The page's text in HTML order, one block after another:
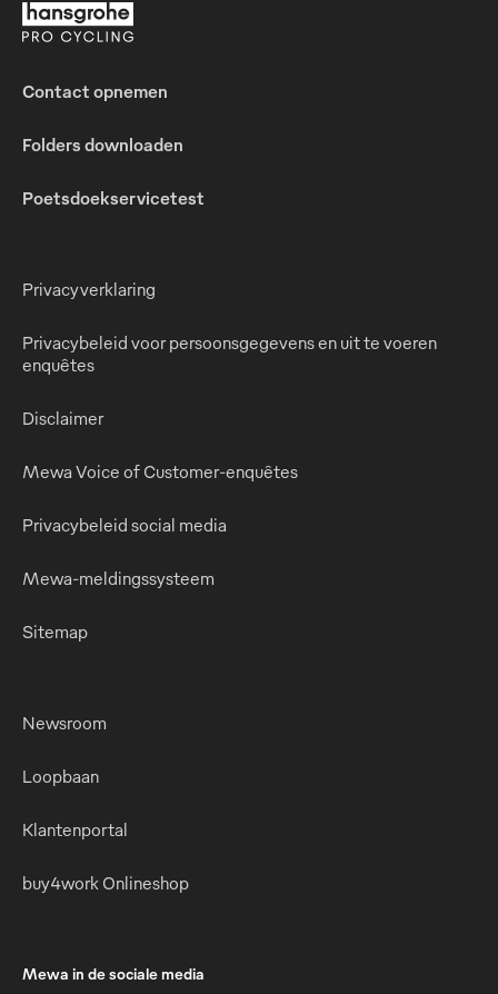
Contact opnemen
Folders downloaden
Poetsdoekservicetest
Privacyverklaring
Privacybeleid voor persoonsgegevens en uit te voeren
enquêtes
Disclaimer
Mewa Voice of Customer-enquêtes
Privacybeleid social media
Mewa-meldingssysteem
Sitemap
Newsroom
Loopbaan
Klantenportal
buy4work Onlineshop
Mewa in de sociale media